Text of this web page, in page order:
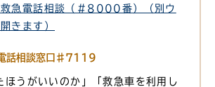
救急電話相談（＃8000番）（別ウ
きます）
話相談窓口♯7119
ほうがいいのか」「救急車を利用し